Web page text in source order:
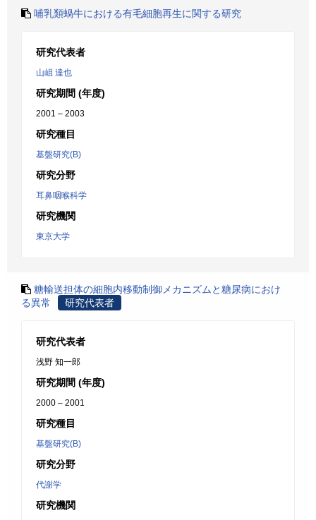
哺乳類蝸牛における有毛細胞再生に関する研究
研究代表者
山岨 達也
研究期間 (年度)
2001 – 2003
研究種目
基盤研究(B)
研究分野
耳鼻咽喉科学
研究機関
東京大学
糖輸送担体の細胞内移動制御メカニズムと糖尿病におけ
る異常
研究代表者
研究代表者
浅野 知一郎
研究期間 (年度)
2000 – 2001
研究種目
基盤研究(B)
研究分野
代謝学
研究機関